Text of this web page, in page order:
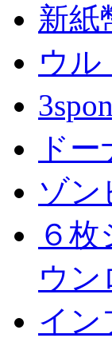
新
ウ
ド
ゾン
６
ウン
イ